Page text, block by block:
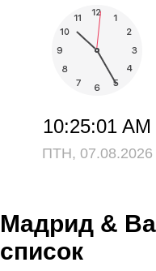
10:25:02 AM
ПТН, 07.08.2026
Мадрид &
список